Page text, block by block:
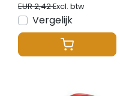
EUR 2,42Excl. btw
Vergelijk